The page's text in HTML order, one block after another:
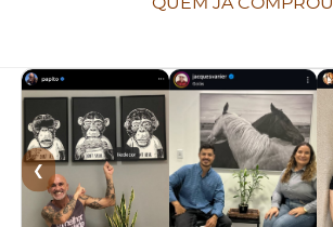
QUEM JÁ COMPROU
❮